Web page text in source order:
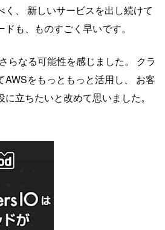
く、 新しいサービスを出し続けて
も、ものすごく早いです。
らなる可能性を感じました。 クラ
AWSをもっともっと活用し、 お客
立ちたいと改めて思いました。